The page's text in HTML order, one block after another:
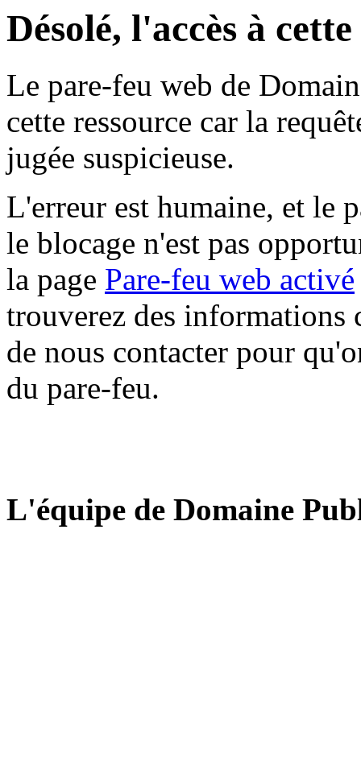
Désolé, l'accès à
Le pare-feu web de
cette ressource car la
jugée suspicieuse.
L'erreur est humaine, et le
le blocage n'est pas
la page Pare-feu web activé
trouverez des informations
de nous contacter pour
du pare-feu.
L'équipe de Domaine